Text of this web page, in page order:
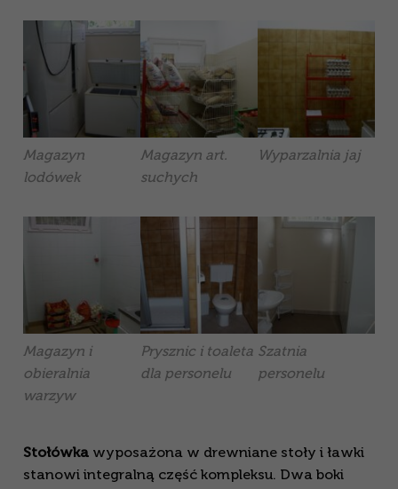
Magazyn
lodówek
Magazyn art.
suchych
Wyparzalnia jaj
Magazyn i
obieralnia
warzyw
Prysznic i toaleta
dla personelu
Szatnia
personelu
Stołówka wyposażona w drewniane stoły i ławki
stanowi integralną część kompleksu. Dwa boki